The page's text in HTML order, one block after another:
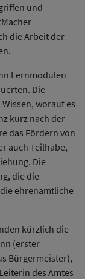
und
die Arbeit der
Lernmodulen
Die
worauf es
kurz nach der
das Fördern von
auch Teilhabe,
Die
die die
ehrenamtliche
kürzlich die
(erster
Bürgermeister),
des Amtes